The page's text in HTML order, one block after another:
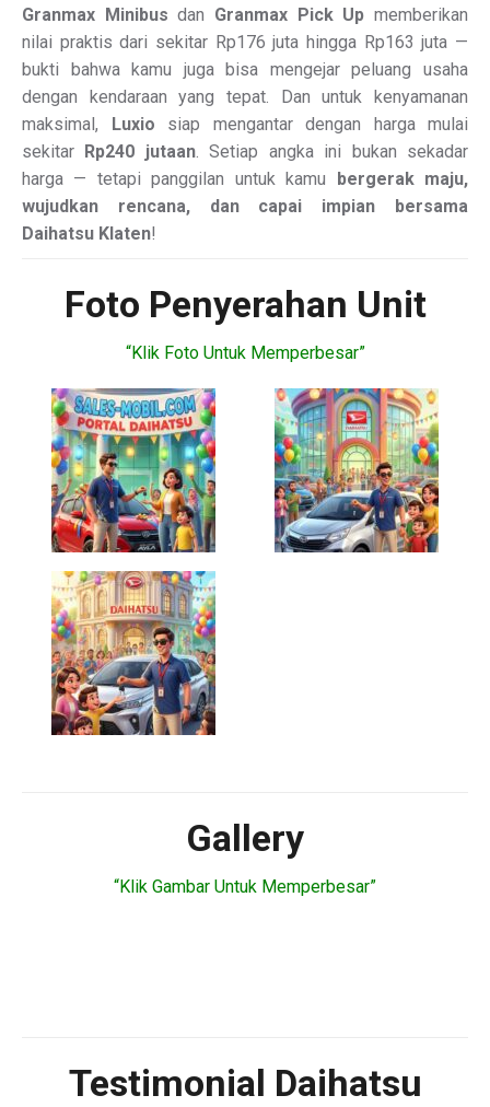
Granmax Minibus dan Granmax Pick Up memberikan
nilai praktis dari sekitar Rp176 juta hingga Rp163 juta —
bukti bahwa kamu juga bisa mengejar peluang usaha
dengan kendaraan yang tepat. Dan untuk kenyamanan
maksimal,
Luxio siap mengantar dengan harga mulai
sekitar
Rp240 jutaan. Setiap angka ini bukan sekadar
harga — tetapi panggilan untuk kamu
bergerak maju,
wujudkan rencana, dan capai impian bersama
Daihatsu Klaten!
Foto Penyerahan Unit
“Klik Foto Untuk Memperbesar”
Gallery
“Klik Gambar Untuk Memperbesar”
Testimonial Daihatsu